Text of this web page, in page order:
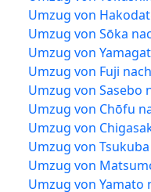
Umzug von
Umzug von Sōka
Umzug von
Umzug von Fuji
Umzug von Sasebo
Umzug von Chōfu
Umzug von
Umzug von
Umzug von
Umzug von Yamato